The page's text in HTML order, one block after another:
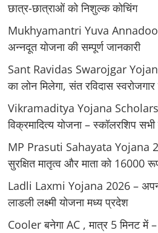
छात्र-छात्राओं को निशुल्क कोचिंग
Mukhyamantri Yuva
अन्नदूत योजना की सम्पूर्ण जानकारी
Sant Ravidas Swarojgar
का लोन मिलेगा, संत रविदास
Vikramaditya Yojana
विक्रमादित्‍य योजना – स्‍कॉलरशिप सभी
MP Prasuti Sahayata Yojana
सुरक्षित मातृत्व और माता को 16000
Ladli Laxmi Yojana 2026 –
लाडली लक्ष्मी योजना मध्य प्रदेश
Cooler बनेगा AC , मात्र 5 मिनट